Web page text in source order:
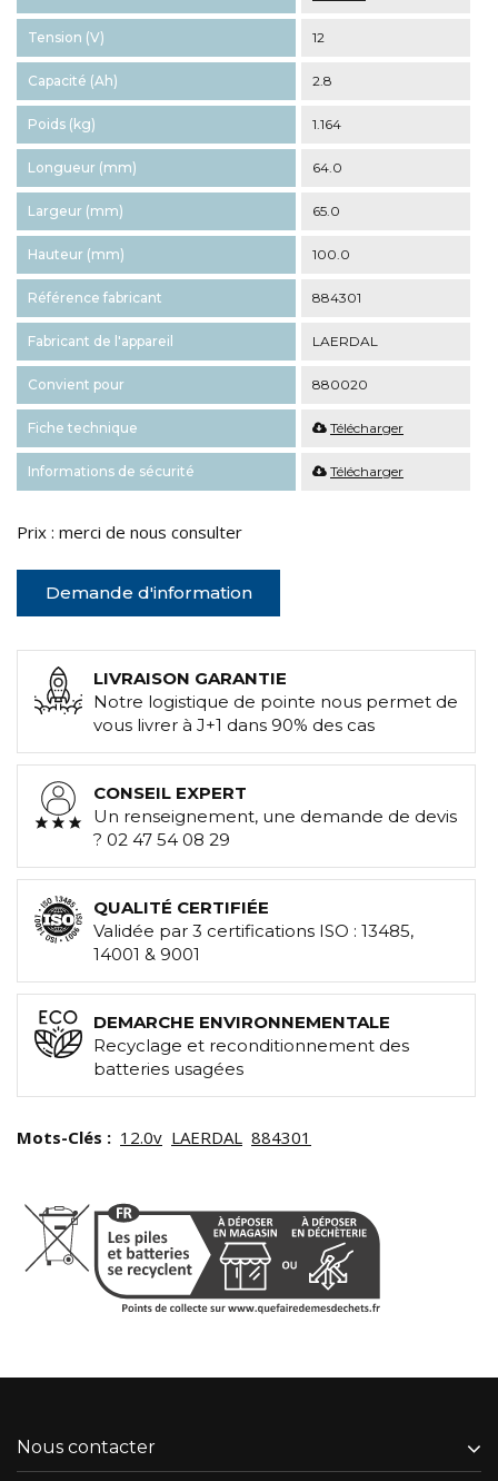
Tension (V) 12
Capacité (Ah) 2.8
Poids (kg) 1.164
Longueur (mm) 64.0
Largeur (mm) 65.0
Hauteur (mm) 100.0
Référence fabricant 884301
Fabricant de l'appareil LAERDAL
Convient pour 880020
Fiche technique Télécharger
Informations de sécurité Télécharger
Prix : merci de nous consulter
Demande d'information
LIVRAISON GARANTIE
Notre logistique de pointe nous permet de
vous livrer à J+1 dans 90% des cas
CONSEIL EXPERT
Un renseignement, une demande de devis
? 02 47 54 08 29
QUALITÉ CERTIFIÉE
Validée par 3 certifications ISO : 13485,
14001 & 9001
DEMARCHE ENVIRONNEMENTALE
Recyclage et reconditionnement des
batteries usagées
Mots-Clés : 12.0v LAERDAL 884301
Nous contacter